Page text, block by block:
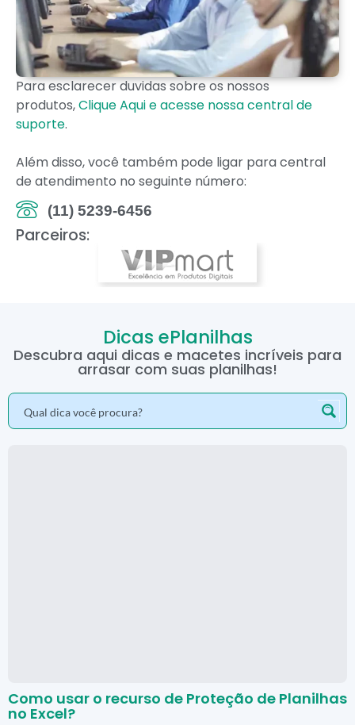
Para esclarecer duvidas sobre os nossos
produtos,Clique Aqui e acesse nossa central de
suporte.
Além disso, você também pode ligar para central
de atendimento no seguinte número:
(11) 5239-6456
Parceiros:
Dicas ePlanilhas
Descubra aqui dicas e macetes incríveis para
arrasar com suas planilhas!
Como usar o recurso de Proteção de Planilhas
no Excel?